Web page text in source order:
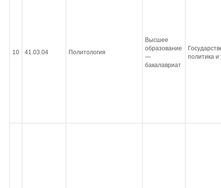
10 41.03.04 Политология
Высшее
образование
—
бакалавриат
политика и